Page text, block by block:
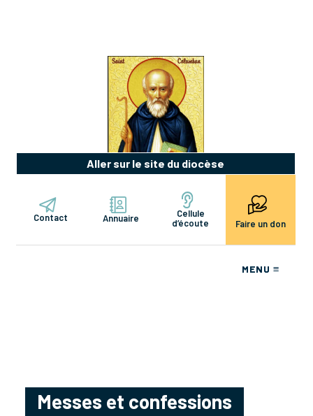
Aller sur le site du diocèse
Contact Annuaire
Cellule
d’écoute
Faire un don
Messes et confessions